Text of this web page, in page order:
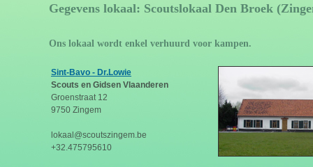
Gegevens lokaal: Scoutslokaal Den Broek
Ons lokaal wordt enkel verhuurd voor kampen.
Sint-Bavo - Dr.Lowie
Scouts en Gidsen Vlaanderen
Groenstraat 12
9750 Zingem
lokaal@scoutszingem.be
+32.475795610